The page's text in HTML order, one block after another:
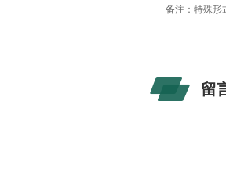
备注：特殊形
留